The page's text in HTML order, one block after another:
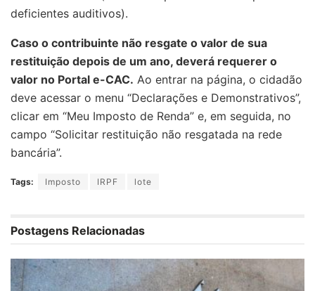
deficientes auditivos).
Caso o contribuinte não resgate o valor de sua
restituição depois de um ano, deverá requerer o
valor no Portal e-CAC. Ao entrar na página, o cidadão
deve acessar o menu “Declarações e Demonstrativos”,
clicar em “Meu Imposto de Renda” e, em seguida, no
campo “Solicitar restituição não resgatada na rede
bancária”.
Tags: Imposto IRPF lote
Postagens Relacionadas